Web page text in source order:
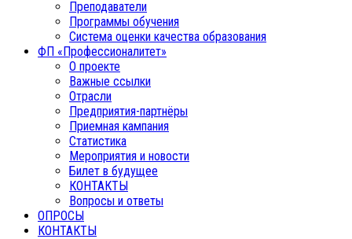
Преподаватели
Программы обучения
Система оценки качества образования
ФП «Профессионалитет»
О проекте
Важные ссылки
Отрасли
Предприятия-партнёры
Приемная кампания
Статистика
Мероприятия и новости
Билет в будущее
КОНТАКТЫ
Вопросы и ответы
ОПРОСЫ
КОНТАКТЫ